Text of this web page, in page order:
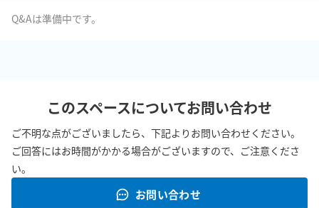
Q&Aは準備中です。
このスペースについてお問い合わせ
ご不明な点がございましたら、下記よりお問い合わせください。
ご回答にはお時間がかかる場合がございますので、ご注意くださ
い。
お問い合わせ